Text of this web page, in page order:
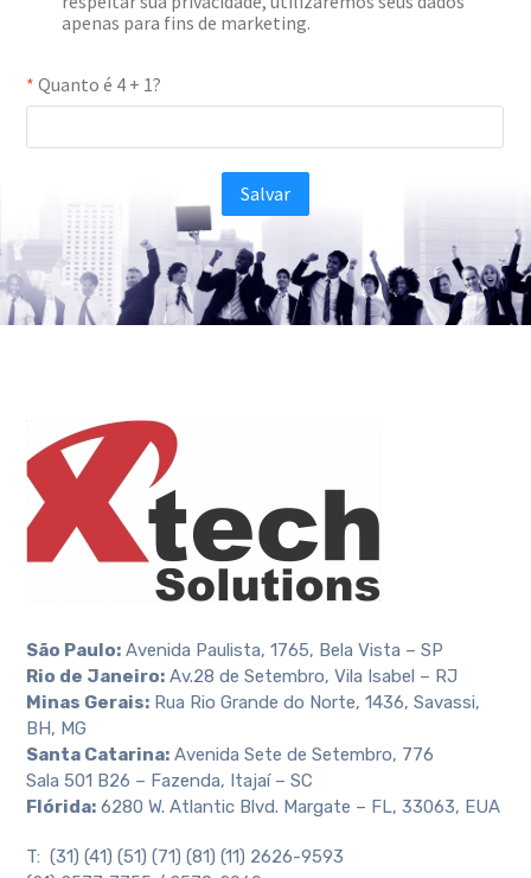
São Paulo: Avenida Paulista, 1765, Bela Vista – SP
Rio de Janeiro: Av.28 de Setembro, Vila Isabel – RJ
Minas Gerais: Rua Rio Grande do Norte, 1436, Savassi,
BH, MG
Santa Catarina: Avenida Sete de Setembro, 776
Sala 501 B26 – Fazenda, Itajaí – SC
Flórida: 6280 W. Atlantic Blvd. Margate – FL, 33063, EUA
T: (31) (41) (51) (71) (81) (11) 2626-9593